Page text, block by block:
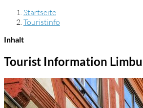
Startseite
Touristinfo
Inhalt
Tourist Information